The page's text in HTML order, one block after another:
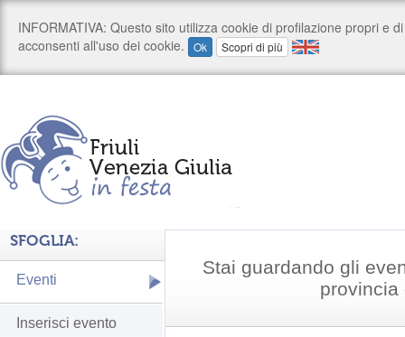
Stai guardando gli
provincia
SFOGLIA:
Eventi
Inserisci evento